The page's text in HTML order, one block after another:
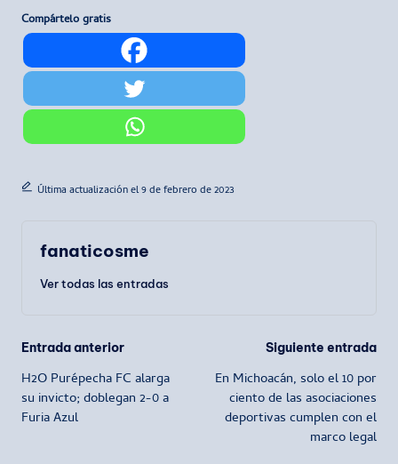
Compártelo gratis
Última actualización el 9 de febrero de 2023
fanaticosme
Ver todas las entradas
Navegación
de
entradas
Entrada anterior
H2O Purépecha FC alarga
su invicto; doblegan 2-0 a
Furia Azul
Siguiente entrada
En Michoacán, solo el 10 por
ciento de las asociaciones
deportivas cumplen con el
marco legal